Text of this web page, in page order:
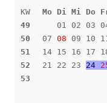
KW
49
50
51
52
53
Mo Di Mi Do
01 02 03
07 08 09 10
14 15 16 17
21 22 23 24